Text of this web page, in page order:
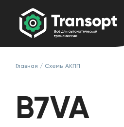
Главная / Схемы АКПП
B7VA